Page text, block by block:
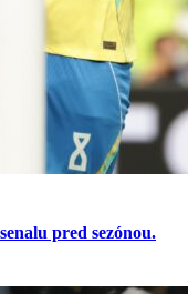
pred sezónou.